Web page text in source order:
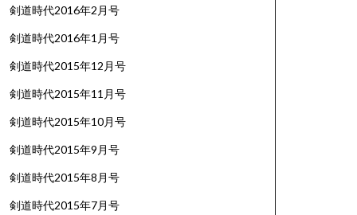
剣道時代2016年2月号
剣道時代2016年1月号
剣道時代2015年12月号
剣道時代2015年11月号
剣道時代2015年10月号
剣道時代2015年9月号
剣道時代2015年8月号
剣道時代2015年7月号